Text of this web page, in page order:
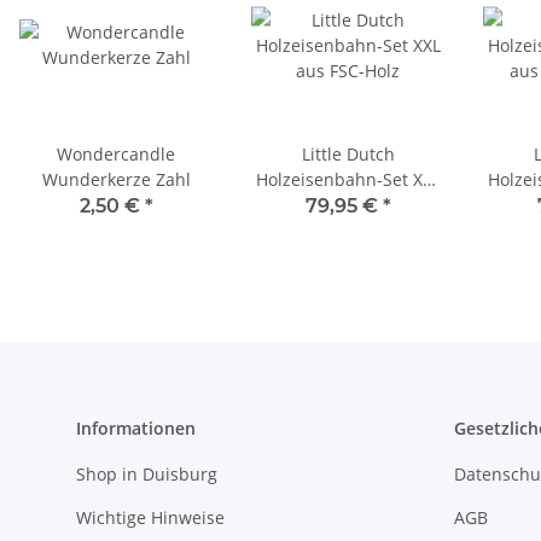
Wondercandle
Wunderkerze Zahl
2,50 € *
Little Dutch
Holzeisenbahn-Set XXL
aus FSC-Holz
79,95 € *
Informationen
Shop in Duisburg
Wichtige Hinweise
AGB